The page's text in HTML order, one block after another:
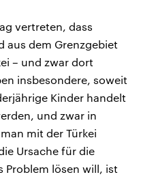
vertreten, dass
aus dem Grenzgebiet
– und zwar dort
insbesondere, soweit
Kinder handelt
und zwar in
mit der Türkei
Ursache für die
Problem lösen will, ist